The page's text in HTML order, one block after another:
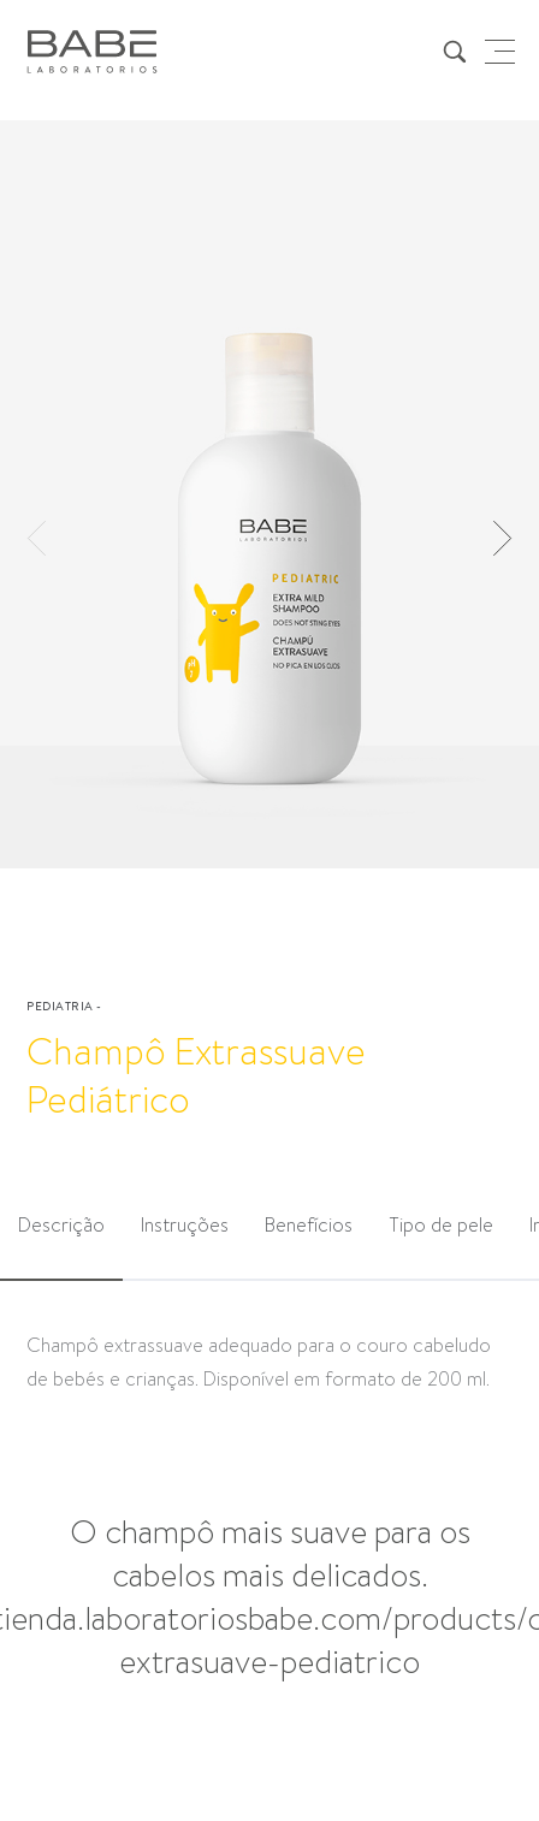
PEDIATRIA-
Champô Extrassuave
Pediátrico
Descrição Instruções Benefícios Tipo de pele
Champô extrassuave adequado para o couro cabeludo
de bebés e crianças. Disponível em formato de 200 ml.
O champô mais suave para os
cabelos mais delicados.
products/
extrasuave-pediatrico